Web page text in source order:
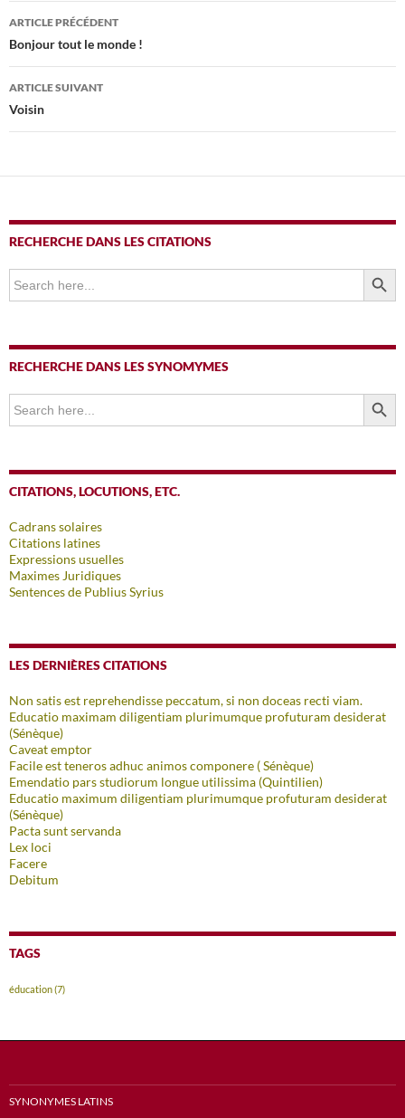
Navigation
des
articles
ARTICLE PRÉCÉDENT
Bonjour tout le monde !
ARTICLE SUIVANT
Voisin
RECHERCHE DANS LES CITATIONS
Search
for:
SEARCH
RECHERCHE DANS LES SYNOMYMES
Search
for:
SEARCH
CITATIONS, LOCUTIONS, ETC.
Cadrans solaires
Citations latines
Expressions usuelles
Maximes Juridiques
Sentences de Publius Syrius
LES DERNIÈRES CITATIONS
Non satis est reprehendisse peccatum, si non doceas recti viam.
Educatio maximam diligentiam plurimumque profuturam desiderat
(Sénèque)
Caveat emptor
Facile est teneros adhuc animos componere ( Sénèque)
Emendatio pars studiorum longue utilissima (Quintilien)
Educatio maximum diligentiam plurimumque profuturam desiderat
(Sénèque)
Pacta sunt servanda
Lex loci
Facere
Debitum
TAGS
éducation(7)
SYNONYMES LATINS